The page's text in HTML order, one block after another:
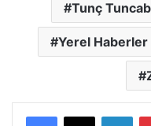
Tunç
Yerel Haberler